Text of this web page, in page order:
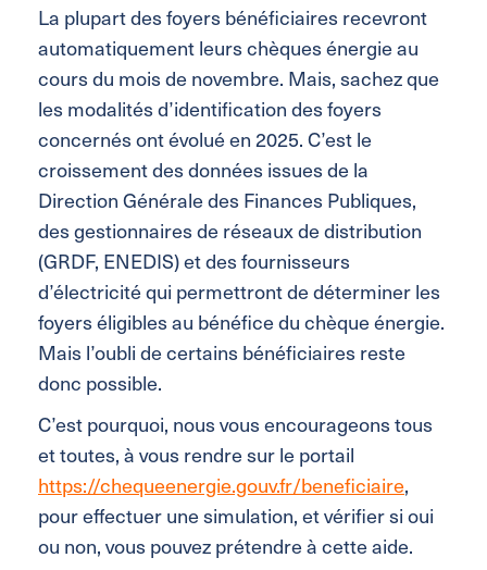
La plupart des foyers bénéficiaires recevront
automatiquement leurs chèques énergie au
cours du mois de novembre. Mais, sachez que
les modalités d’identification des foyers
concernés ont évolué en 2025. C’est le
croissement des données issues de la
Direction Générale des Finances Publiques,
des gestionnaires de réseaux de distribution
(GRDF, ENEDIS) et des fournisseurs
d’électricité qui permettront de déterminer les
foyers éligibles au bénéfice du chèque énergie.
Mais l’oubli de certains bénéficiaires reste
donc possible.
C’est pourquoi, nous vous encourageons tous
et toutes, à vous rendre sur le portail
https://chequeenergie.gouv.fr/beneficiaire,
pour effectuer une simulation, et vérifier si oui
ou non, vous pouvez prétendre à cette aide.